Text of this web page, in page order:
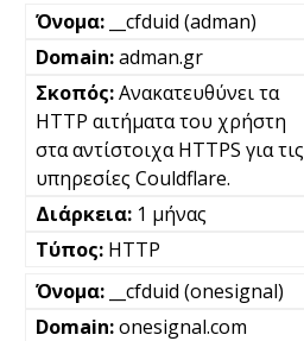
__cfduid (adman)
adman.gr
Ανακατευθύνει τα
HTTP αιτήματα του χρήστη
στα αντίστοιχα HTTPS για τις
υπηρεσίες Couldflare.
1 μήνας
HTTP
__cfduid (onesignal)
onesignal.com